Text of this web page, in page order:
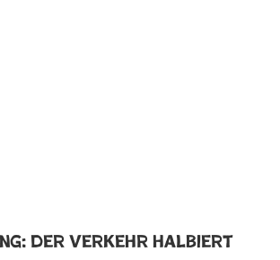
der Verkehr halbiert